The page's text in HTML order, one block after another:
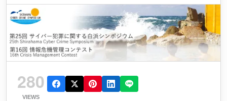
280
VIEWS